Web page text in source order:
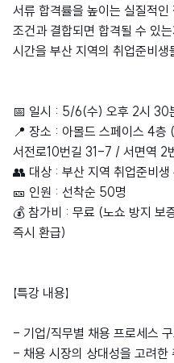
서류 합격률을 높이는 실질적
조건과 결합되면 합격될 수 있
시간을 부산 지역의 취업준비생
📅 일시 : 5/6(수) 오후 2시 30
📍 장소 : 아몰드 스페이스 4층
서전로10번길 31-7 / 서면역 2
👥 대상 : 부산 지역 취업준비생
🎫 인원 : 선착순 50명
💰 참가비 : 무료 (노쇼 방지
즉시 환급)
【특강 내용】
- 기업/직무별 채용 프로세스
- 채용 시장의 상대성을 고려한